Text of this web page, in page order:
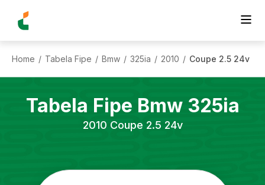
Home / Tabela Fipe / Bmw / 325ia / 2010 / Coupe 2.5 24v
Tabela Fipe Bmw 325ia
2010 Coupe 2.5 24v